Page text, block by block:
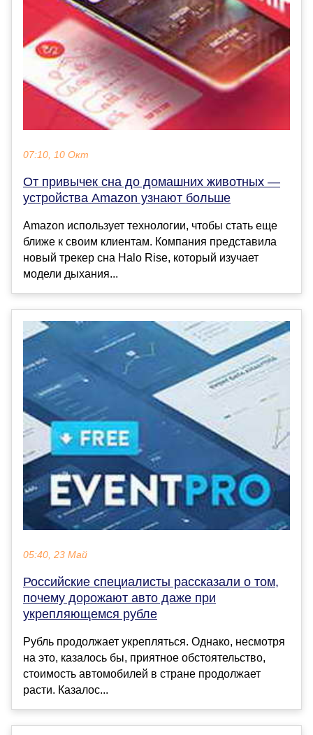
07:10, 10 Окт
От привычек сна до домашних животных —
устройства Amazon узнают больше
Amazon использует технологии, чтобы стать еще
ближе к своим клиентам. Компания представила
новый трекер сна Halo Rise, который изучает
модели дыхания...
05:40, 23 Май
Российские специалисты рассказали о том,
почему дорожают авто даже при
укрепляющемся рубле
Рубль продолжает укрепляться. Однако, несмотря
на это, казалось бы, приятное обстоятельство,
стоимость автомобилей в стране продолжает
расти. Казалос...